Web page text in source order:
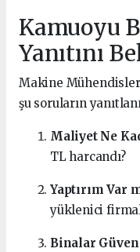
Kamuoyu
Yanıtını
Makine Mühendisleri
şu soruların
Maliyet Ne
TL harcandı?
Yaptırım Var
yüklenici
Binalar